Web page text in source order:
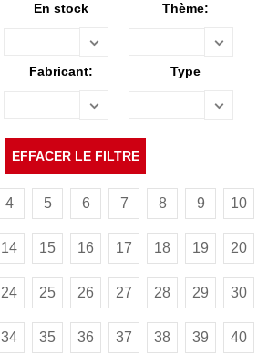
En stock Thème:
Fabricant: Type
4 5 6 7 8 9 10
14 15 16 17 18 19 20
24 25 26 27 28 29 30
34 35 36 37 38 39 40